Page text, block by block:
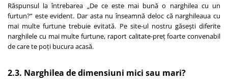
Răspunsul la întrebarea „De ce este mai bună o narghilea cu un
furtun?” este evident. Dar asta nu înseamnă deloc că narghileaua cu
mai multe furtune trebuie evitată. Pe site-ul nostru găsești diferite
narghilele cu mai multe furtune, raport calitate-preț foarte convenabil
de care te poți bucura acasă.
2.3. Narghilea de dimensiuni mici sau mari?